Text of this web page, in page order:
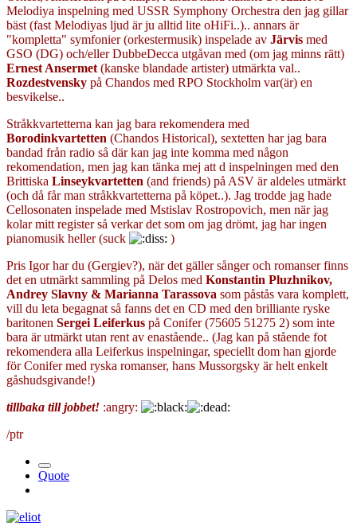
Melodiya inspelning med USSR Symphony Orchestra den jag gillar
bäst (fast Melodiyas ljud är ju alltid lite oHiFi..).. annars är
"kompletta" symfonier (orkestermusik) inspelade av Järvis med
GSO (DG) och/eller DubbeDecca utgåvan med (om jag minns rätt)
Ernest Ansermet (kanske blandade artister) utmärkta val..
Rozdestvensky på Chandos med RPO Stockholm var(är) en
besvikelse..
Stråkkvartetterna kan jag bara rekomendera med
Borodinkvartetten (Chandos Historical), sextetten har jag bara
bandad från radio så där kan jag inte komma med någon
rekomendation, men jag kan tänka mej att d inspelningen med den
Brittiska Linseykvartetten (and friends) på ASV är aldeles utmärkt
(och då får man stråkkvartetterna på köpet..). Jag trodde jag hade
Cellosonaten inspelade med Mstislav Rostropovich, men när jag
kolar mitt register så verkar det som om jag drömt, jag har ingen
pianomusik heller (suck
)
Pris Igor har du (Gergiev?), när det gäller sånger och romanser finns
det en utmärkt sammling på Delos med Konstantin Pluzhnikov,
Andrey Slavny & Marianna Tarassova som påstås vara komplett,
vill du leta begagnat så fanns det en CD med den brilliante ryske
baritonen Sergei Leiferkus på Conifer (75605 51275 2) som inte
bara är utmärkt utan rent av enastående.. (Jag kan på stående fot
rekomendera alla Leiferkus inspelningar, speciellt dom han gjorde
för Conifer med ryska romanser, hans Mussorgsky är helt enkelt
gåshudsgivande!)
tillbaka till jobbet! :angry:
/ptr
Quote